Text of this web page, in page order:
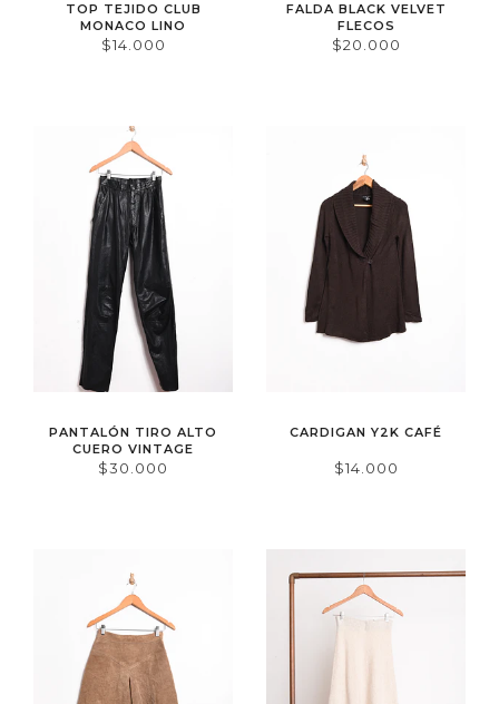
TOP TEJIDO CLUB
MONACO LINO
$14.000
FALDA BLACK VELVET
FLECOS
$20.000
PANTALÓN TIRO ALTO
CUERO VINTAGE
$30.000
CARDIGAN Y2K CAFÉ
$14.000